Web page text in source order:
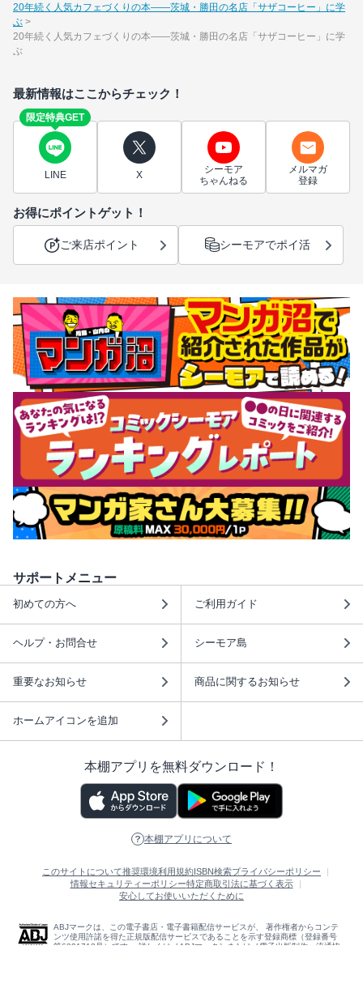
20年続く人気カフェづくりの本――茨城・勝田の名店「サザコーヒー」に学
ぶ
20年続く人気カフェづくりの本――茨城・勝田の名店「サザコーヒー」に学
ぶ
最新情報はここからチェック！
限定特典GET
LINE X
シーモア
ちゃんねる
メルマガ
登録
お得にポイントゲット！
ご来店ポイント シーモアでポイ活
サポートメニュー
初めての方へ ご利用ガイド
ヘルプ・お問合せ シーモア島
重要なお知らせ 商品に関するお知らせ
ホームアイコンを追加
本棚アプリを無料ダウンロード！
本棚アプリについて
このサイトについて推奨環境利用規約ISBN検索プライバシーポリシー
情報セキュリティーポリシー特定商取引法に基づく表示
安心してお使いいただくために
ABJマークは、この電子書店・電子書籍配信サービスが、 著作権者からコンテ
ンツ使用許諾を得た正規版配信サービスであることを示す登録商標（登録番号
第6091713号）です。 詳しくは［ABJマーク］または［電子出版制作・流通協